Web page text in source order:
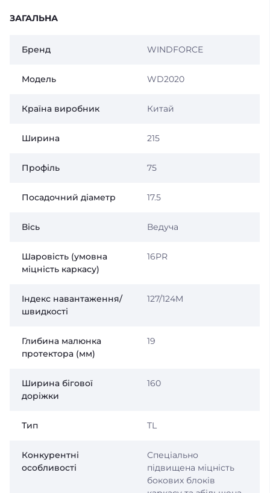
ЗАГАЛЬНА
Бренд WINDFORCE
Модель WD2020
Країна виробник Китай
Ширина 215
Профіль 75
Посадочний діаметр 17.5
Вісь Ведуча
Шаровість (умовна
міцність каркасу)
16PR
Індекс навантаження/
швидкості
127/124M
Глибина малюнка
протектора (мм)
19
Ширина бігової
доріжки
160
Тип TL
Конкурентні
особливості
Спеціально
підвищена міцність
бокових блоків